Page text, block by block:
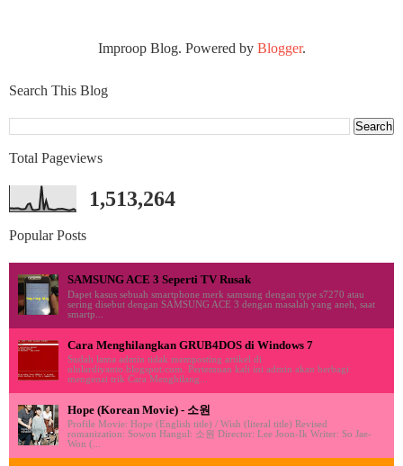
Improop Blog. Powered by Blogger.
Search This Blog
Total Pageviews
1,513,264
Popular Posts
SAMSUNG ACE 3 Seperti TV Rusak
Dapet kasus sebuah smartphone merk samsung dengan type s7270 atau
sering disebut dengan SAMSUNG ACE 3 dengan masalah yang aneh, saat
smartp...
Cara Menghilangkan GRUB4DOS di Windows 7
Sudah lama admin tidak memposting artikel di
ululardiyanto.blogspot.com. Pertemuan kali ini admin akan berbagi
mengenai trik Cara Menghilang...
Hope (Korean Movie) - 소원
Profile Movie: Hope (English title) / Wish (literal title) Revised
romanization: Sowon Hangul: 소원 Director: Lee Joon-Ik Writer: So Jae-
Won (...